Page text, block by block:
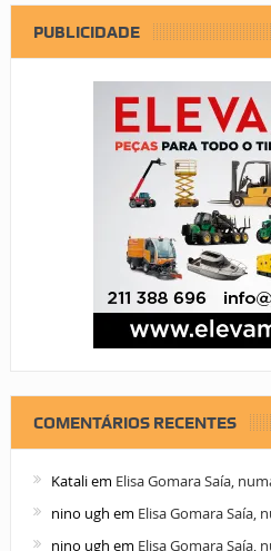
PUBLICIDADE
COMENTÁRIOS RECENTES
Kataliem Elisa Gomara Saía,
nino ugh em Elisa Gomara Saía,
nino ugh em Elisa Gomara Saía,